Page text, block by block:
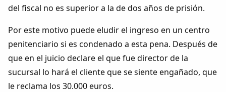
del fiscal no es superior a la de dos años de prisión.
Por este motivo puede eludir el ingreso en un centro
penitenciario si es condenado a esta pena. Después de
que en el juicio declare el que fue director de la
sucursal lo hará el cliente que se siente engañado, que
le reclama los 30.000 euros.